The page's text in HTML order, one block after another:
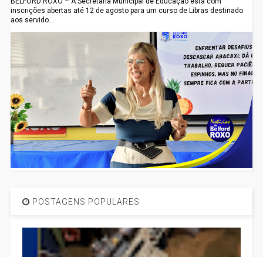
inscrições abertas até 12 de agosto para um curso de Libras destinado
aos servido...
POSTAGENS POPULARES